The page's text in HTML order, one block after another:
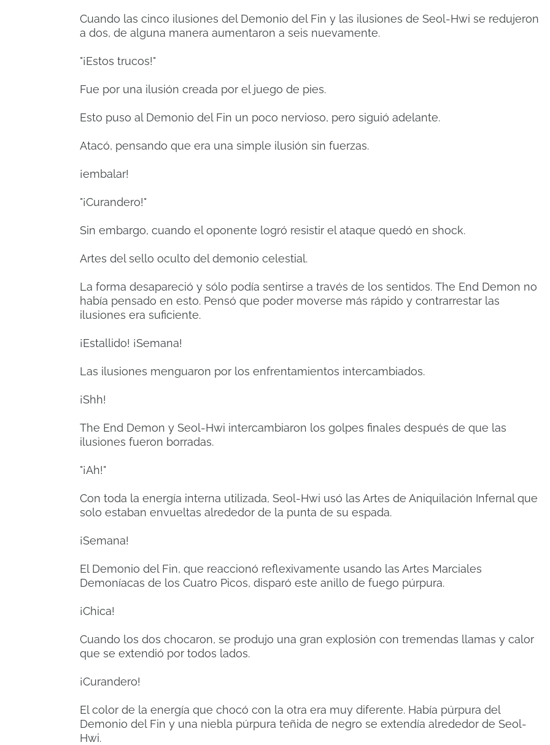
Cuando las cinco ilusiones del Demonio del Fin y las ilusiones de Seol-Hwi se redujeron
a dos, de alguna manera aumentaron a seis nuevamente.
"¡Estos trucos!"
Fue por una ilusión creada por el juego de pies.
Esto puso al Demonio del Fin un poco nervioso, pero siguió adelante.
Atacó, pensando que era una simple ilusión sin fuerzas.
¡embalar!
"¡Curandero!"
Sin embargo, cuando el oponente logró resistir el ataque quedó en shock.
Artes del sello oculto del demonio celestial.
La forma desapareció y sólo podía sentirse a través de los sentidos. The End Demon no
había pensado en esto. Pensó que poder moverse más rápido y contrarrestar las
ilusiones era suficiente.
¡Estallido! ¡Semana!
Las ilusiones menguaron por los enfrentamientos intercambiados.
¡Shh!
The End Demon y Seol-Hwi intercambiaron los golpes finales después de que las
ilusiones fueron borradas.
"¡Ah!"
Con toda la energía interna utilizada, Seol-Hwi usó las Artes de Aniquilación Infernal que
solo estaban envueltas alrededor de la punta de su espada.
¡Semana!
El Demonio del Fin, que reaccionó reflexivamente usando las Artes Marciales
Demoníacas de los Cuatro Picos, disparó este anillo de fuego púrpura.
¡Chica!
Cuando los dos chocaron, se produjo una gran explosión con tremendas llamas y calor
que se extendió por todos lados.
¡Curandero!
El color de la energía que chocó con la otra era muy diferente. Había púrpura del
Demonio del Fin y una niebla púrpura teñida de negro se extendía alrededor de Seol-
Hwi.